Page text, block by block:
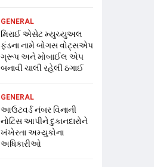
GENERAL
મિરાઈ એસેટ મ્યુચ્યુઅલ
ફંડના નામે બોગસ વોટ્સએપ
ગ્રૂપ અને મોબાઈલ એપ
બનાવી ચાલી રહેલી ઠગાઈ
GENERAL
આઉટવર્ડ નંબર વિનાની
નોટિસ આપીને દુકાનદારોને
ખંખેરતા અમ્યુકોના
અધિકારીઓ